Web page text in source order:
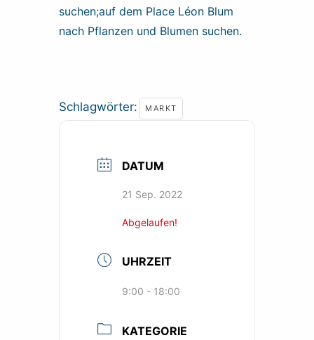
suchen;auf dem Place Léon Blum
nach Pflanzen und Blumen suchen.
Schlagwörter: MARKT
DATUM
21 Sep. 2022
Abgelaufen!
UHRZEIT
9:00 - 18:00
KATEGORIE